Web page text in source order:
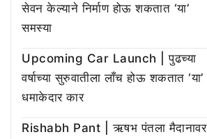
सेवन केल्याने निर्माण होऊ शकतात ‘या’
समस्या
Upcoming Car Launch | पुढच्या
वर्षाच्या सुरुवातीला लाँच होऊ शकतात ‘या’
धमाकेदार कार
Rishabh Pant | ऋषभ पंतला मैदानावर